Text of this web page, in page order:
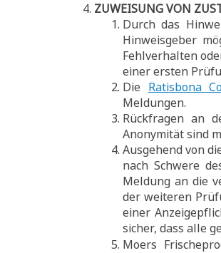
ZUWEISUNG VON
Durch das
Hinweisgeber
Fehlverhalten
einer ersten
Die Ratisbona
Meldungen.
Rückfragen an
Anonymität sind
Ausgehend von
nach Schwere
Meldung an die
der weiteren
einer
sicher, dass alle
Moers